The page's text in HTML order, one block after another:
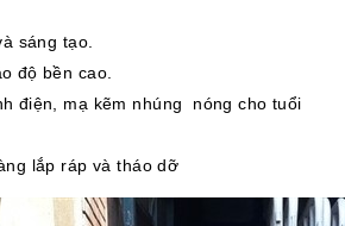
sáng tạo.
độ bền cao.
điện, mạ kẽm nhúng nóng cho tuổi
lắp ráp và tháo dỡ